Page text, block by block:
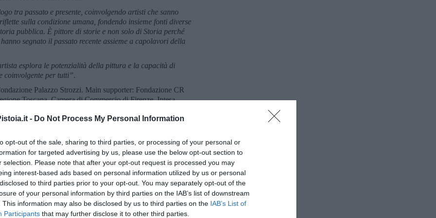
- Do Not Process My Personal Information
opt-out of the sale, sharing to third parties, or processing of your personal or
for targeted advertising by us, please use the below opt-out section to
selection. Please note that after your opt-out request is processed you may
interest-based ads based on personal information utilized by us or personal
to third parties prior to your opt-out. You may separately opt-out of the
of your personal information by third parties on the IAB’s list of downstream
This information may also be disclosed by us to third parties on the IAB’s List of
Participants that may further disclose it to other third parties.
tra passato e presente, coinvolgendo artisti che sanno
sulla condizione umana, fondendo insieme fonti diverse
pubblica. È pittore di storie e non solo di Storia perché
segnato il passato recente assieme a capolavori della
esplora le potenzialità della pittura e la capacità di
coinvolgente per tutti”.
Palazzo Strozzi. Main supporter: Fondazione CR
Toscana, Camera di Commercio di Firenze, Intesa
è cresciuto nel momento del culmine del culto della
Nel 1978, due anni dopo la morte del Grande Timoniere,
programma di “deMaozzazione” e liberalizzazione.
di ammissione di Yan Pei-Ming all’Accademia di Arte
approfittando della riforma dell’istruzione introdotta da
cinesi di studiare all’estero, ha
a studiare all’École Nationale Supérieure des Beaux
Ben presto ha incontrato il successo con i suoi ritratti
che combinano tradizione occidentale e riferimenti culturali
di Venezia del 2003 lo ha consacrato come figura di